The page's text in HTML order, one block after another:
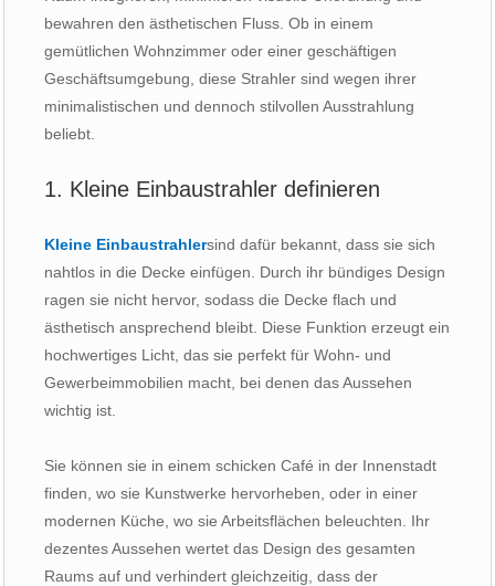
bewahren den ästhetischen Fluss. Ob in einem
gemütlichen Wohnzimmer oder einer geschäftigen
Geschäftsumgebung, diese Strahler sind wegen ihrer
minimalistischen und dennoch stilvollen Ausstrahlung
beliebt.
1. Kleine Einbaustrahler definieren
Kleine Einbaustrahlersind dafür bekannt, dass sie sich
nahtlos in die Decke einfügen. Durch ihr bündiges Design
ragen sie nicht hervor, sodass die Decke flach und
ästhetisch ansprechend bleibt. Diese Funktion erzeugt ein
hochwertiges Licht, das sie perfekt für Wohn- und
Gewerbeimmobilien macht, bei denen das Aussehen
wichtig ist.
Sie können sie in einem schicken Café in der Innenstadt
finden, wo sie Kunstwerke hervorheben, oder in einer
modernen Küche, wo sie Arbeitsflächen beleuchten. Ihr
dezentes Aussehen wertet das Design des gesamten
Raums auf und verhindert gleichzeitig, dass der